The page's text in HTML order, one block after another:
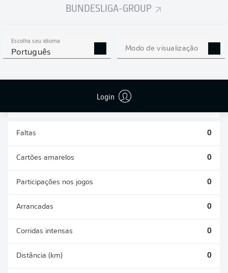
BUNDESLIGA-GROUP
Escolha seu idioma
Português Modo de visualização
Login
ESTATÍSTICAS DA
TEMPORADA 2026/2027
Faltas 0
Cartões amarelos 0
Participações nos jogos 0
Arrancadas 0
Corridas intensas 0
Distância (km) 0